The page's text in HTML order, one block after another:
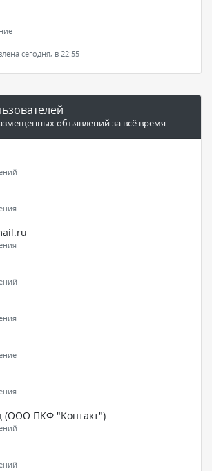
сегодня, в 22:55
объявлений за всё время
(ООО ПКФ "Контакт")